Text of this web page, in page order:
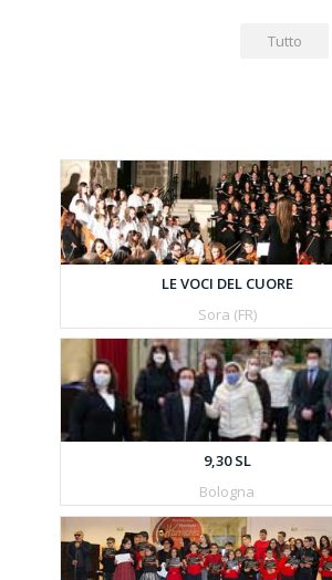
Tutto
LE VOCI DEL CUORE
Sora (FR)
9,30 SL
Bologna